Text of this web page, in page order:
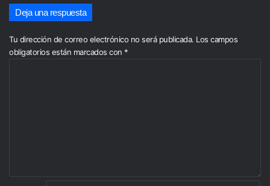
Deja una respuesta
Tu dirección de correo electrónico no será publicada. Los campos
obligatorios están marcados con *